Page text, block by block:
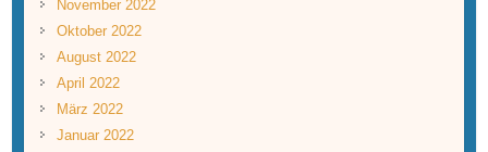
November 2022
Oktober 2022
August 2022
April 2022
März 2022
Januar 2022